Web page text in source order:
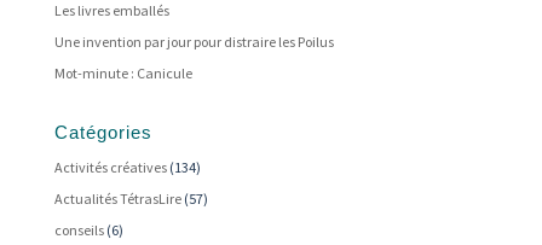
Les livres emballés
Une invention par jour pour distraire les Poilus
Mot-minute : Canicule
Catégories
Activités créatives(134)
Actualités TétrasLire(57)
conseils(6)